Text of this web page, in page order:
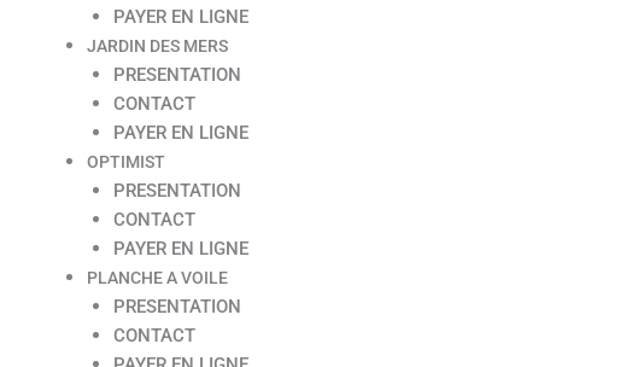
PAYER EN LIGNE
JARDIN DES MERS
PRESENTATION
CONTACT
PAYER EN LIGNE
OPTIMIST
PRESENTATION
CONTACT
PAYER EN LIGNE
PLANCHE A VOILE
PRESENTATION
CONTACT